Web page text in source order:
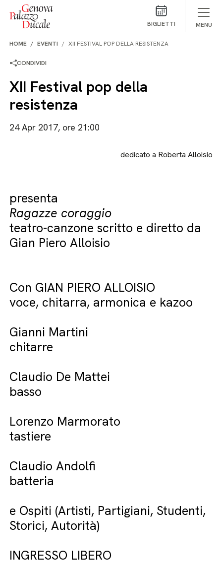
Salta al contenuto
BIGLIETTI MENU
HOME EVENTI XII FESTIVAL POP DELLA RESISTENZA
CONDIVIDI
XII Festival pop della
resistenza
24 Apr 2017, ore 21:00
dedicato a Roberta Alloisio
presenta
Ragazze coraggio
teatro-canzone scritto e diretto da
Gian Piero Alloisio
Con GIAN PIERO ALLOISIO
voce, chitarra, armonica e kazoo
Gianni Martini
chitarre
Claudio De Mattei
basso
Lorenzo Marmorato
tastiere
Claudio Andolfi
batteria
e Ospiti (Artisti, Partigiani, Studenti,
Storici, Autorità)
INGRESSO LIBERO